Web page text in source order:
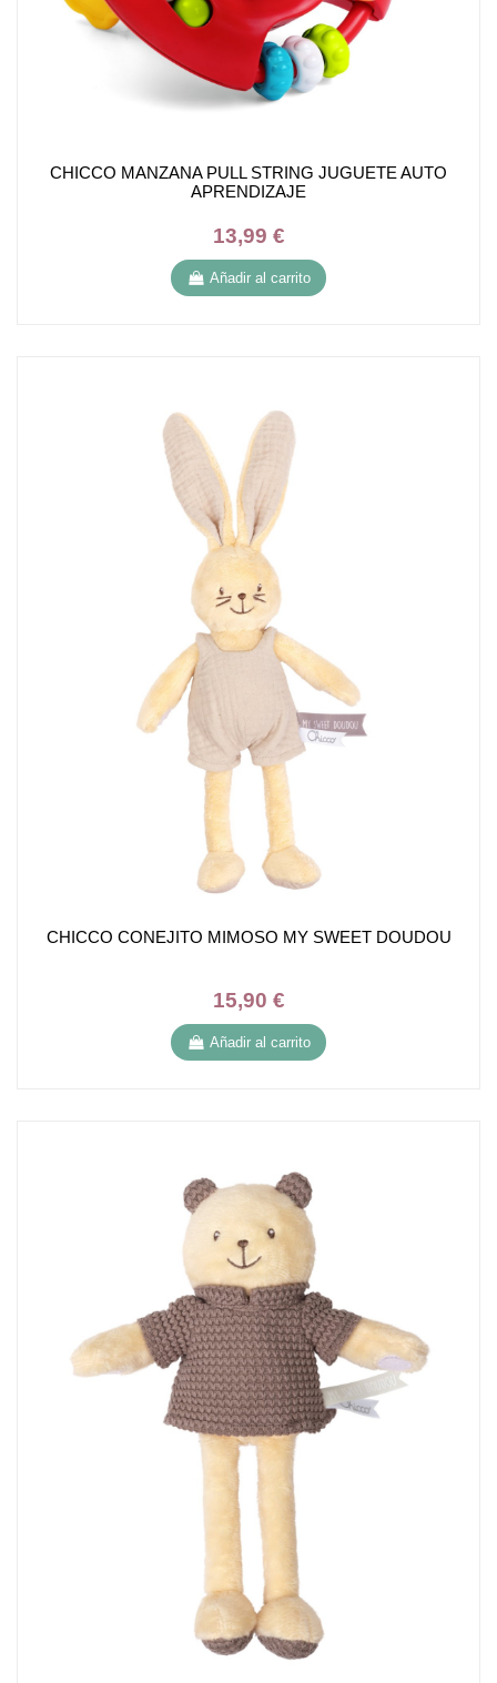
CHICCO MANZANA PULL STRING JUGUETE AUTO
APRENDIZAJE
13,99 €
Añadir al carrito
CHICCO CONEJITO MIMOSO MY SWEET DOUDOU
15,90 €
Añadir al carrito